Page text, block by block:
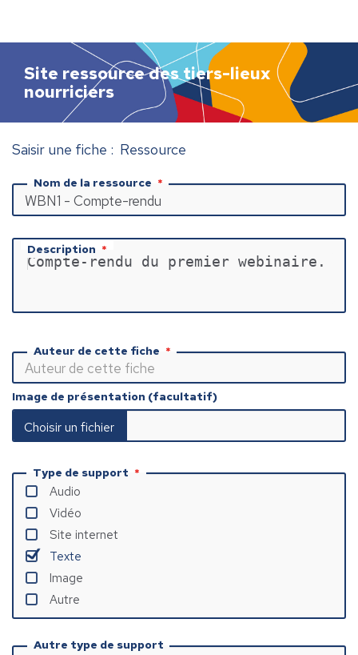
r
h
e
r
Site ressource des tiers-lieux
nourriciers
Saisir une fiche : Ressource
Nom de la ressource
Description
Compte-rendu du premier webinaire.
Auteur de cette fiche
Image de présentation (facultatif)
Type de support
Audio
Vidéo
Site internet
Texte
Image
Autre
Autre type de support